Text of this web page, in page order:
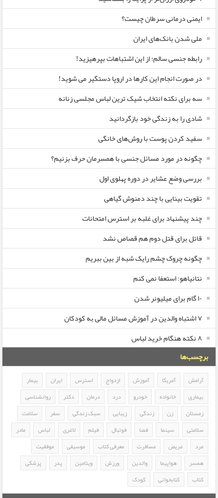
ایمنی درمانی سرطان چیست؟
ملی شدن بانک‌های ایران
رابطه جنسی سالم؛ از این اشتباهات بپرهیزید!
در صورت انجام این کارها در اروپا دستگیر می شوید!
سه برای نکته انتخاب شیک ترین لباس مجلسی زنانه
شادی را به زندگی خود بازگردانید
سفید کردن پوست با روش‌های خانگی
چگونه در مورد مسائل جنسی با همسرمان حرف بزنیم؟
بررسی وضع عشایر در دوره پهلوی اول
تقویت بینایی با چند دمنوش گیاهی
چند پیشنهاد برای غلبه بر استرس امتحانات
قاتل برای قتل دوم هم قصاص نشد
چگونه چروک چشم رایک شبه از بین ببریم
نتانیاهو: استعفا نمی کنم
۱۰ گام برای میلیونر شدن
۷ اشتباه والدین در آموزش مسائل مالی به کودکان
۸ نکته هنگام خرید لباس
برچسب‌ها
آرامش آمریکا آموزش ازدواج استرس ایران
بیمار
بیماری
خانواده خودرو درد درمان دکتر
روانشناسی
زمستان
زن زندگی زیبایی سبک زندگی سفر
سلامت
سلامتی
سینما فضا فوتبال فیلم لاغری لباس
مادر
مرد
مریض مسافرت معرفی کتاب موسیقی
موفقیت
همسر
هواپیما والدین ورزش ویتامین پدر
پزشکی
کتاب
کتابخوانی کودک